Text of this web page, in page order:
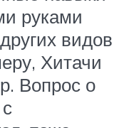
руками
видов
Хитачи
Вопрос о